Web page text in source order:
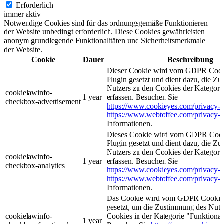
Erforderlich
immer aktiv
Notwendige Cookies sind für das ordnungsgemäße Funktionieren
der Website unbedingt erforderlich. Diese Cookies gewährleisten
anonym grundlegende Funktionalitäten und Sicherheitsmerkmale
der Website.
Cookie
Dauer Beschreibung
cookielawinfo-
checkbox-advertisement
1 year
Dieser Cookie wird vom GDPR
Plugin gesetzt und dient dazu, die
Nutzers zu den Cookies der
erfassen. Besuchen Sie
https://www.cookieyes.com/
https://www.webtoffee.com/
Informationen.
cookielawinfo-
checkbox-analytics
1 year
Dieses Cookie wird vom GDPR
Plugin gesetzt und dient dazu, die
Nutzers zu den Cookies der
erfassen. Besuchen Sie
https://www.cookieyes.com/
https://www.webtoffee.com/
Informationen.
cookielawinfo-
1 year
Das Cookie wird vom GDPR
gesetzt, um die Zustimmung des
Cookies in der Kategorie